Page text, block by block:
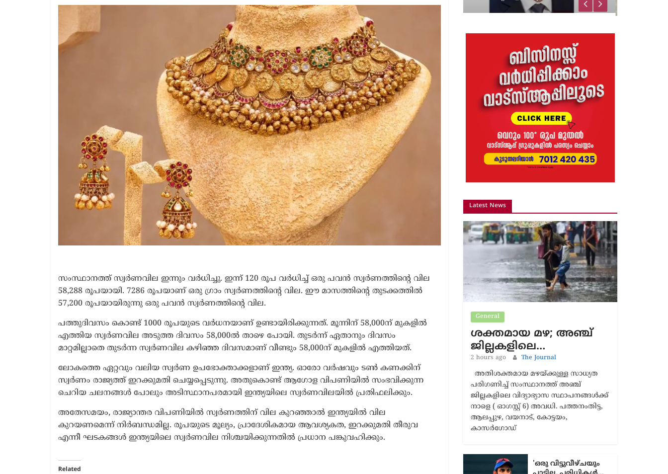
സംസ്ഥാനത്ത് സ്വര്‍ണവില ഇന്നും വര്‍ധിച്ചു. ഇന്ന് 120 രൂപ വർധിച്ച് ഒരു പവന്‍ സ്വര്‍ണത്തിന്റെ വില
58,288 രൂപയായി. 7286 രൂപയാണ് ഒരു ഗ്രാം സ്വര്‍ണത്തിന്റെ വില. ഈ മാസത്തിന്റെ തുടക്കത്തില്‍
57,200 രൂപയായിരുന്നു ഒരു പവന്‍ സ്വര്‍ണത്തിന്റെ വില.
പത്തുദിവസം കൊണ്ട് 1000 രൂപയുടെ വര്‍ധനയാണ് ഉണ്ടായിരിക്കുന്നത്. മൂന്നിന് 58,000ന് മുകളില്‍
എത്തിയ സ്വര്‍ണവില അടുത്ത ദിവസം 58,000ല്‍ താഴെ പോയി. തുടര്‍ന്ന് ഏതാനും ദിവസം
മാറ്റമില്ലാതെ തുടര്‍ന്ന സ്വര്‍ണവില കഴിഞ്ഞ ദിവസമാണ് വീണ്ടും 58,000ന് മുകളില്‍ എത്തിയത്.
ലോകത്തെ ഏറ്റവും വലിയ സ്വര്‍ണ ഉപഭോക്താക്കളാണ് ഇന്ത്യ. ഓരോ വര്‍ഷവും ടണ്‍ കണക്കിന്
സ്വര്‍ണം രാജ്യത്ത് ഇറക്കുമതി ചെയ്യപ്പെടുന്നു. അതുകൊണ്ട് ആഗോള വിപണിയില്‍ സംഭവിക്കുന്ന
ചെറിയ ചലനങ്ങള്‍ പോലും അടിസ്ഥാനപരമായി ഇന്ത്യയിലെ സ്വര്‍ണവിലയില്‍ പ്രതിഫലിക്കും.
അതേസമയം, രാജ്യാന്തര വിപണിയില്‍ സ്വര്‍ണത്തിന് വില കുറഞ്ഞാല്‍ ഇന്ത്യയില്‍ വില
കുറയണമെന്ന് നിര്‍ബന്ധമില്ല. രൂപയുടെ മൂല്യം, പ്രാദേശികമായ ആവശ്യകത, ഇറക്കുമതി തീരുവ
എന്നീ ഘടകങ്ങള്‍ ഇന്ത്യയിലെ സ്വര്‍ണവില നിശ്ചയിക്കുന്നതില്‍ പ്രധാന പങ്കുവഹിക്കും.
Related
The Journal
സ്കൂട്ടറിലെ പടക്കം
Latest News
General
ശക്തമായ മഴ; അഞ്ച്
ജില്ലകളിലെ…
2 hours ago The Journal
അതിശക്തമായ മഴയ്ക്കുള്ള സാധ്യത
പരിഗണിച്ച് സംസ്ഥാനത്ത് അഞ്ച്
ആലപ്പുഴ, വയനാട്, കോട്ടയം,
കാസര്‍ഗോഡ്